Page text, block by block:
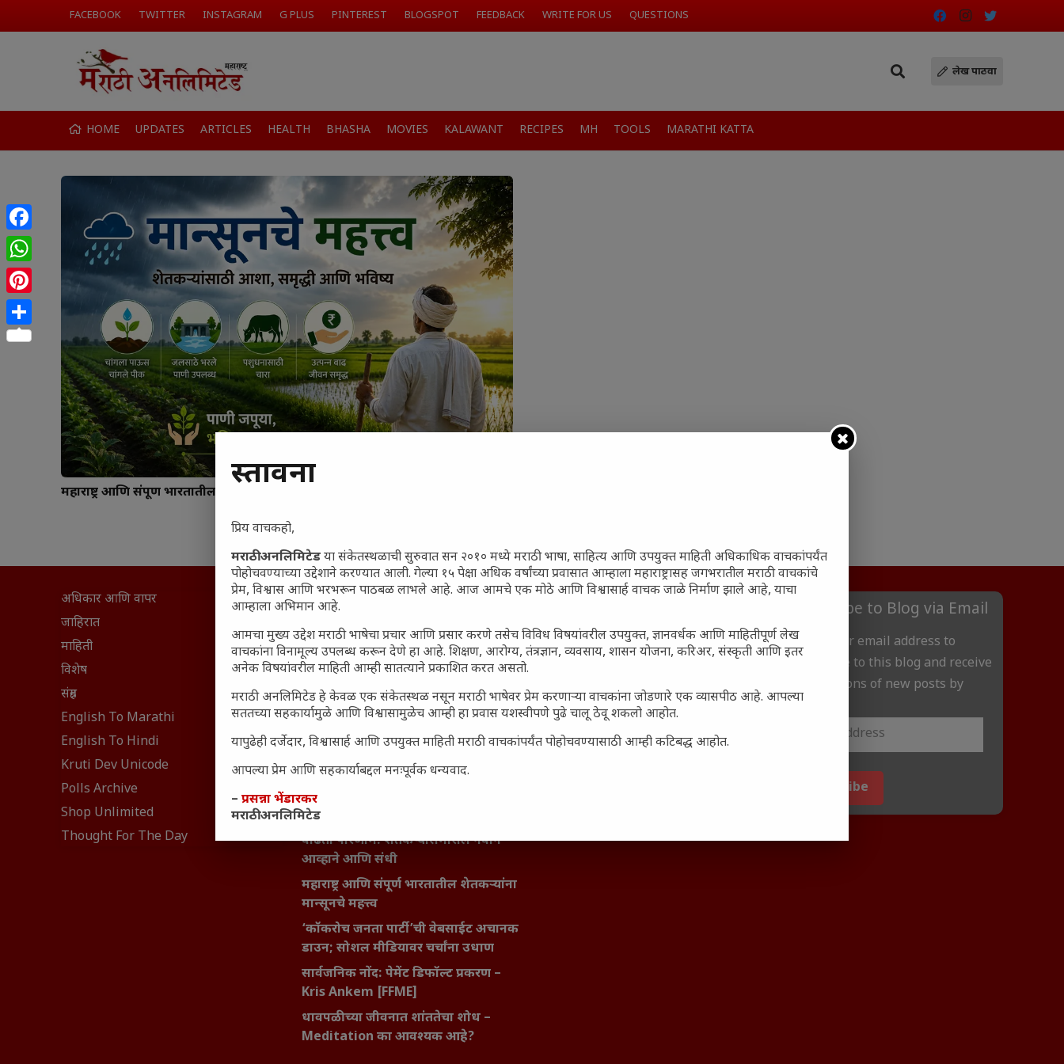
FACEBOOK TWITTER INSTAGRAM G PLUS PINTEREST BLOGSPOT FEEDBACK WRITE FOR US QUESTIONS
लेख पाठवा
HOME UPDATES ARTICLES HEALTH BHASHA MOVIES KALAWANT RECIPES MH TOOLS MARATHI KATTA
महाराष्ट्र आणि संपूर्ण भारतातील शेतकऱ्यांना मान्सूनचे महत्त्व
अधिकार आणि वापर
जाहिरात
माहिती
विशेष
संग्रह
English To Marathi
English To Hindi
Kruti Dev Unicode
Polls Archive
Shop Unlimited
Thought For The Day
सामान्य आजारांवर गावठी उपाय – घरच्या
आजच्या युगातील तरुण पिढी कुठे हरवली?
महाराष्ट्रातील किल्ल्यांचे महत्त्व : स्वराज्याच्या
वैभवशाली इतिहासाचे साक्षीदार
₹370 ची बिर्याणी” आणि हरवत चाललेली
संवेदनशीलता : आजच्या तरुणांच्या मनात
नेमकं काय चाललंय?
यश आणि आत्मविश्वास: स्वप्नांना वास्तवात
बदलण्याची शक्ती
महाराष्ट्रातील बदलत्या हवामानाचा शेतीवर
वाढता परिणाम: शेतकऱ्यांसमोरील नवीन
आव्हाने आणि संधी
महाराष्ट्र आणि संपूर्ण भारतातील शेतकऱ्यांना
मान्सूनचे महत्त्व
‘कॉकरोच जनता पार्टी’ची वेबसाईट अचानक
डाउन; सोशल मीडियावर चर्चांना उधाण
सार्वजनिक नोंद: पेमेंट डिफॉल्ट प्रकरण –
Kris Ankem [FFME]
धावपळीच्या जीवनात शांततेचा शोध –
Meditation का आवश्यक आहे?
Subscribe to Blog via Email
Enter your email address to
subscribe to this blog and receive
notifications of new posts by
email.
Subscribe
Facebook
WhatsApp
Pinterest
Share
प्रस्तावना
प्रिय वाचकहो,
मराठी अनलिमिटेडया संकेतस्थळाची सुरुवात सन २०१० मध्ये मराठी भाषा, साहित्य आणि उपयुक्त माहिती अधिकाधिक वाचकांपर्यंत
पोहोचवण्याच्या उद्देशाने करण्यात आली. गेल्या १५ पेक्षा अधिक वर्षांच्या प्रवासात आम्हाला महाराष्ट्रासह जगभरातील मराठी वाचकांचे
प्रेम, विश्वास आणि भरभरून पाठबळ लाभले आहे. आज आमचे एक मोठे आणि विश्वासार्ह वाचक जाळे निर्माण झाले आहे, याचा
आम्हाला अभिमान आहे.
आमचा मुख्य उद्देश मराठी भाषेचा प्रचार आणि प्रसार करणे तसेच विविध विषयांवरील उपयुक्त, ज्ञानवर्धक आणि माहितीपूर्ण लेख
वाचकांना विनामूल्य उपलब्ध करून देणे हा आहे. शिक्षण, आरोग्य, तंत्रज्ञान, व्यवसाय, शासन योजना, करिअर, संस्कृती आणि इतर
अनेक विषयांवरील माहिती आम्ही सातत्याने प्रकाशित करत असतो.
मराठी अनलिमिटेड हे केवळ एक संकेतस्थळ नसून मराठी भाषेवर प्रेम करणाऱ्या वाचकांना जोडणारे एक व्यासपीठ आहे. आपल्या
सततच्या सहकार्यामुळे आणि विश्वासामुळेच आम्ही हा प्रवास यशस्वीपणे पुढे चालू ठेवू शकलो आहोत.
यापुढेही दर्जेदार, विश्वासार्ह आणि उपयुक्त माहिती मराठी वाचकांपर्यंत पोहोचवण्यासाठी आम्ही कटिबद्ध आहोत.
आपल्या प्रेम आणि सहकार्याबद्दल मनःपूर्वक धन्यवाद.
– प्रसन्ना भेंडारकर
मराठी अनलिमिटेड